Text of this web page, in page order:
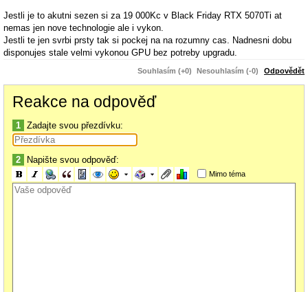
Jestli je to akutni sezen si za 19 000Kc v Black Friday RTX 5070Ti at
nemas jen nove technologie ale i vykon.
Jestli te jen svrbi prsty tak si pockej na na rozumny cas. Nadnesni dobu
disponujes stale velmi vykonou GPU bez potreby upgradu.
Souhlasím (+0) Nesouhlasím (-0) Odpovědět
Reakce na odpověď
1 Zadajte svou přezdívku:
2 Napište svou odpověď:
Mimo téma